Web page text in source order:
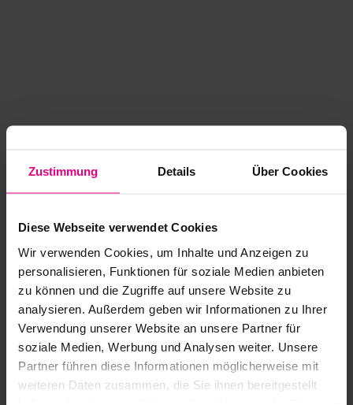
Zustimmung Details Über Cookies
Diese Webseite verwendet Cookies
Wir verwenden Cookies, um Inhalte und Anzeigen zu
personalisieren, Funktionen für soziale Medien anbieten
zu können und die Zugriffe auf unsere Website zu
analysieren. Außerdem geben wir Informationen zu Ihrer
Verwendung unserer Website an unsere Partner für
soziale Medien, Werbung und Analysen weiter. Unsere
Partner führen diese Informationen möglicherweise mit
weiteren Daten zusammen, die Sie ihnen bereitgestellt
Application error: a client-side exception has occurred
loading www.kurzwego.de (see the browser console for more
information).